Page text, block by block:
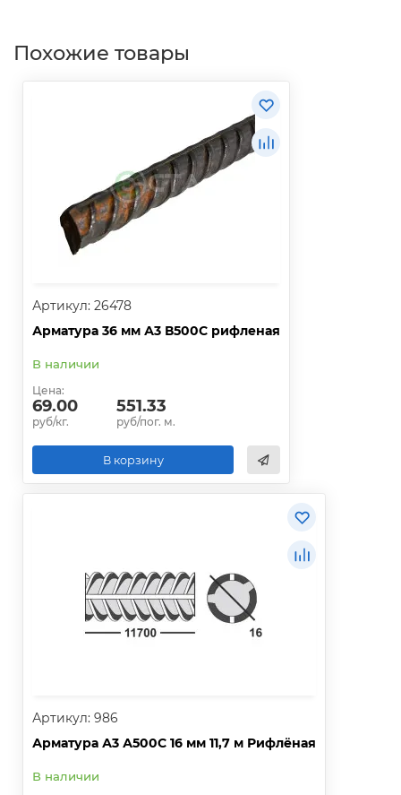
Похожие товары
Артикул: 26478
Арматура 36 мм А3 В500С рифленая
В наличии
Цена:
69.00
руб/кг.
551.33
руб/пог. м.
В корзину
Артикул: 986
Арматура А3 А500С 16 мм 11,7 м Рифлёная
В наличии